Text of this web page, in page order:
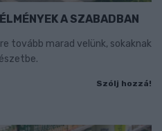
A SZABADBAN
tovább marad velünk, sokaknak
Szólj hozzá!